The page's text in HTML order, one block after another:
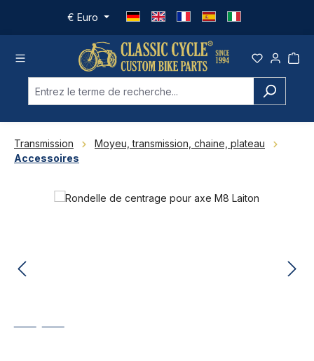
Passer au contenu principal
€ Euro
Transmission
Moyeu, transmission, chaine, plateau
Accessoires
Ignorer la galerie d'images